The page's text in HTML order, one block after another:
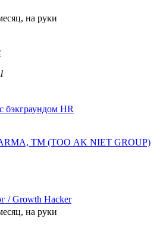
на руки
1
бэкграундом HR
ТМ (ТОО AK NIET GROUP)
/ Growth Hacker
на руки